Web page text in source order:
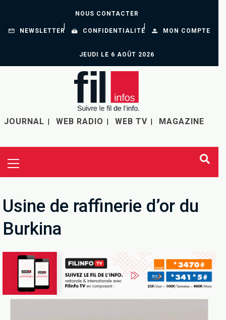
NOUS CONTACTER
NEWSLETTER CONFIDENTIALITÉ MON COMPTE
JEUDI LE 6 AOÛT 2026
JOURNAL WEB RADIO WEB TV MAGAZINE
Usine de raffinerie d’or du
Burkina